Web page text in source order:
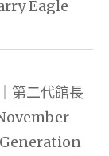
Eagle
第二代館長